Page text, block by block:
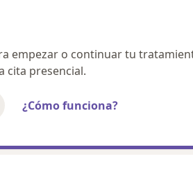
empezar o continuar tu
cita presencial.
¿Cómo funciona?